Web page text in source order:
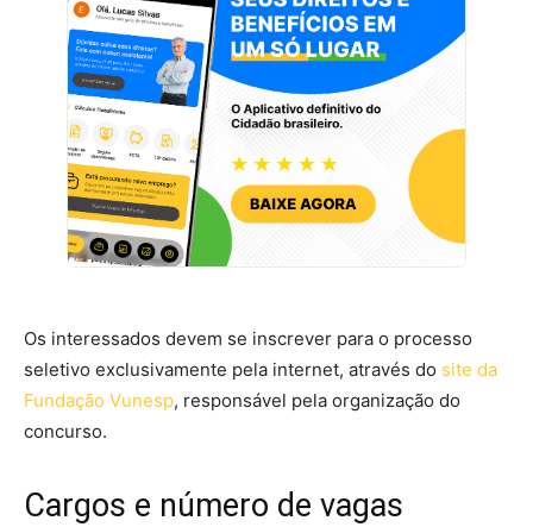
Os interessados devem se inscrever para o processo
seletivo exclusivamente pela internet, através do site da
Fundação Vunesp, responsável pela organização do
concurso.
Cargos e número de vagas